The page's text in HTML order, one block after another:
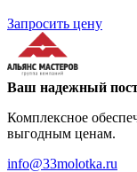
Запросить цену
Ваш надежный
Комплексное
выгодным ценам.
info@33molotka.ru